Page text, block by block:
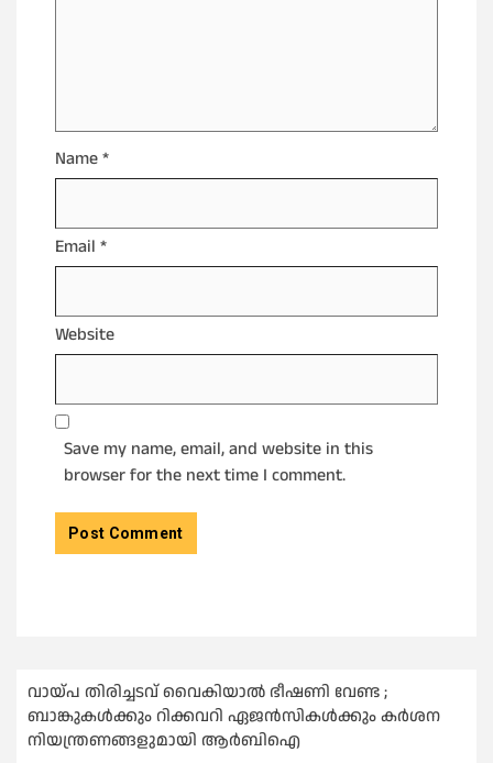
Name*
Email *
Website
Save my name, email, and website in this
browser for the next time I comment.
വായ്പ തിരിച്ചടവ് വൈകിയാല്‍ ഭീഷണി വേണ്ട ;
ബാങ്കുകള്‍ക്കും റിക്കവറി ഏജൻസികള്‍ക്കും കര്‍ശന
നിയന്ത്രണങ്ങളുമായി ആര്‍ബിഐ